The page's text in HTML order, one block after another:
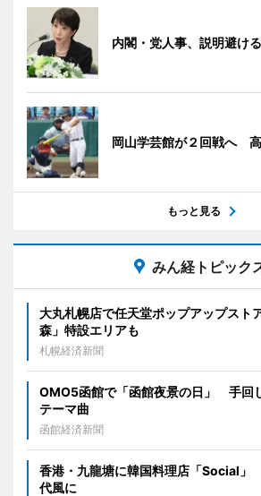
内閣・党人事、説明避ける
岡山学芸館が２回戦へ
もっと見る
みん経トピック
大丸札幌店で任天堂ポップアップス
森」特設エリアも
札幌経済新聞
OMO5函館で「函館夜景の日」 手回
テーマ曲
函館経済新聞
香港・九龍塘に韓国料理店「Social
代風に